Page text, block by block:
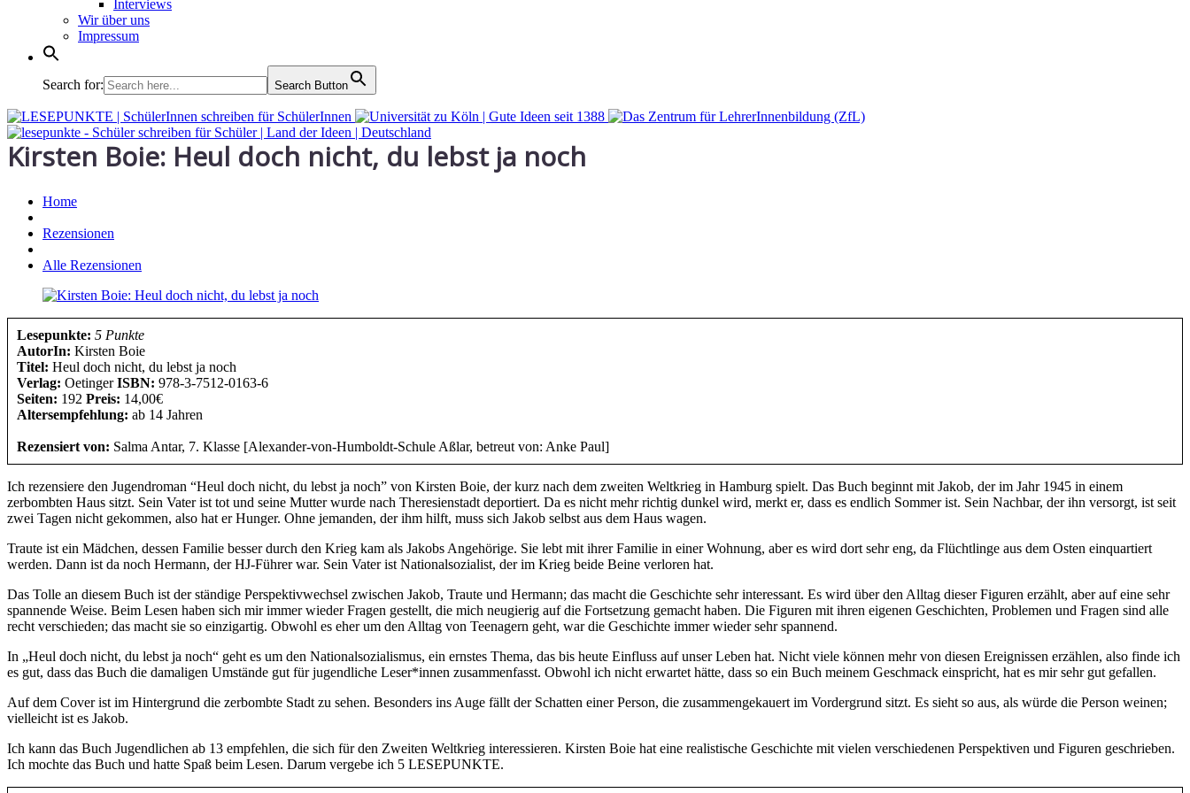
Interviews
Wir über uns
Impressum
Search for: Search Button
Kirsten Boie: Heul doch nicht, du lebst ja noch
Home
Rezensionen
Alle Rezensionen
Lesepunkte: 5 Punkte
AutorIn: Kirsten Boie
Titel: Heul doch nicht, du lebst ja noch
Verlag: OetingerISBN: 978-3-7512-0163-6
Seiten: 192 Preis: 14,00€
Altersempfehlung: ab 14 Jahren
Rezensiert von: Salma Antar, 7. Klasse [Alexander-von-Humboldt-Schule Aßlar, betreut von: Anke Paul]
Ich rezensiere den Jugendroman “Heul doch nicht, du lebst ja noch” von Kirsten Boie, der kurz nach dem zweiten Weltkrieg in Hamburg spielt. Das Buch beginnt mit Jakob, der im Jahr 1945 in einem
zerbombten Haus sitzt. Sein Vater ist tot und seine Mutter wurde nach Theresienstadt deportiert. Da es nicht mehr richtig dunkel wird, merkt er, dass es endlich Sommer ist. Sein Nachbar, der ihn versorgt, ist seit
zwei Tagen nicht gekommen, also hat er Hunger. Ohne jemanden, der ihm hilft, muss sich Jakob selbst aus dem Haus wagen.
Traute ist ein Mädchen, dessen Familie besser durch den Krieg kam als Jakobs Angehörige. Sie lebt mit ihrer Familie in einer Wohnung, aber es wird dort sehr eng, da Flüchtlinge aus dem Osten einquartiert
werden. Dann ist da noch Hermann, der HJ-Führer war. Sein Vater ist Nationalsozialist, der im Krieg beide Beine verloren hat.
Das Tolle an diesem Buch ist der ständige Perspektivwechsel zwischen Jakob, Traute und Hermann; das macht die Geschichte sehr interessant. Es wird über den Alltag dieser Figuren erzählt, aber auf eine sehr
spannende Weise. Beim Lesen haben sich mir immer wieder Fragen gestellt, die mich neugierig auf die Fortsetzung gemacht haben. Die Figuren mit ihren eigenen Geschichten, Problemen und Fragen sind alle
recht verschieden; das macht sie so einzigartig. Obwohl es eher um den Alltag von Teenagern geht, war die Geschichte immer wieder sehr spannend.
In „Heul doch nicht, du lebst ja noch“ geht es um den Nationalsozialismus, ein ernstes Thema, das bis heute Einfluss auf unser Leben hat. Nicht viele können mehr von diesen Ereignissen erzählen, also finde ich
es gut, dass das Buch die damaligen Umstände gut für jugendliche Leser*innen zusammenfasst. Obwohl ich nicht erwartet hätte, dass so ein Buch meinem Geschmack einspricht, hat es mir sehr gut gefallen.
Auf dem Cover ist im Hintergrund die zerbombte Stadt zu sehen. Besonders ins Auge fällt der Schatten einer Person, die zusammengekauert im Vordergrund sitzt. Es sieht so aus, als würde die Person weinen;
vielleicht ist es Jakob.
Ich kann das Buch Jugendlichen ab 13 empfehlen, die sich für den Zweiten Weltkrieg interessieren. Kirsten Boie hat eine realistische Geschichte mit vielen verschiedenen Perspektiven und Figuren geschrieben.
Ich mochte das Buch und hatte Spaß beim Lesen. Darum vergebe ich 5 LESEPUNKTE.